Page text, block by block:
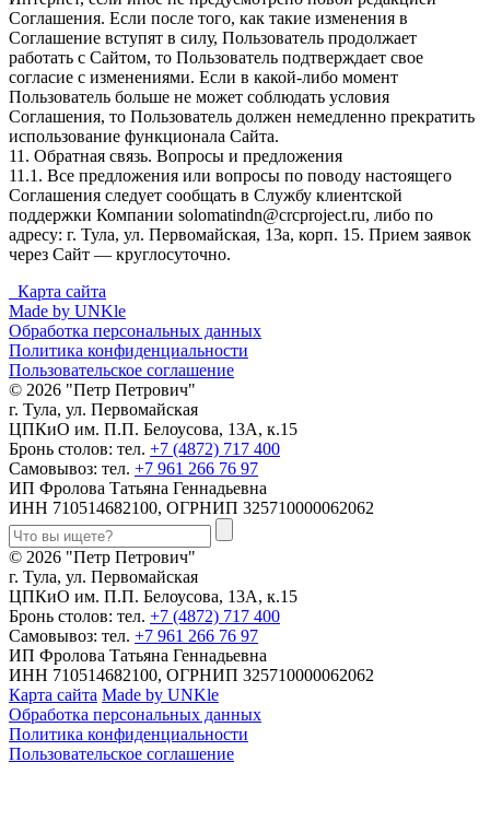
Соглашения. Если после того, как такие изменения в
Соглашение вступят в силу, Пользователь продолжает
работать с Сайтом, то Пользователь подтверждает свое
согласие с изменениями. Если в какой-либо момент
Пользователь больше не может соблюдать условия
Соглашения, то Пользователь должен немедленно прекратить
использование функционала Сайта.
11. Обратная связь. Вопросы и предложения
11.1. Все предложения или вопросы по поводу настоящего
Соглашения следует сообщать в Службу клиентской
поддержки Компании solomatindn@crcproject.ru, либо по
адресу: г. Тула, ул. Первомайская, 13а, корп. 15. Прием заявок
через Сайт — круглосуточно.
Карта сайта
Made by UNKle
Обработка персональных данных
Политика конфиденциальности
Пользовательское соглашение
© 2026 "Петр Петрович"
г. Тула, ул. Первомайская
ЦПКиО им. П.П. Белоусова, 13А, к.15
Бронь столов: тел. +7 (4872) 717 400
Самовывоз: тел. +7 961 266 76 97
ИП Фролова Татьяна Геннадьевна
ИНН 710514682100, ОГРНИП 325710000062062
© 2026 "Петр Петрович"
г. Тула, ул. Первомайская
ЦПКиО им. П.П. Белоусова, 13А, к.15
Бронь столов: тел. +7 (4872) 717 400
Самовывоз: тел. +7 961 266 76 97
ИП Фролова Татьяна Геннадьевна
ИНН 710514682100, ОГРНИП 325710000062062
Карта сайта Made by UNKle
Обработка персональных данных
Политика конфиденциальности
Пользовательское соглашение